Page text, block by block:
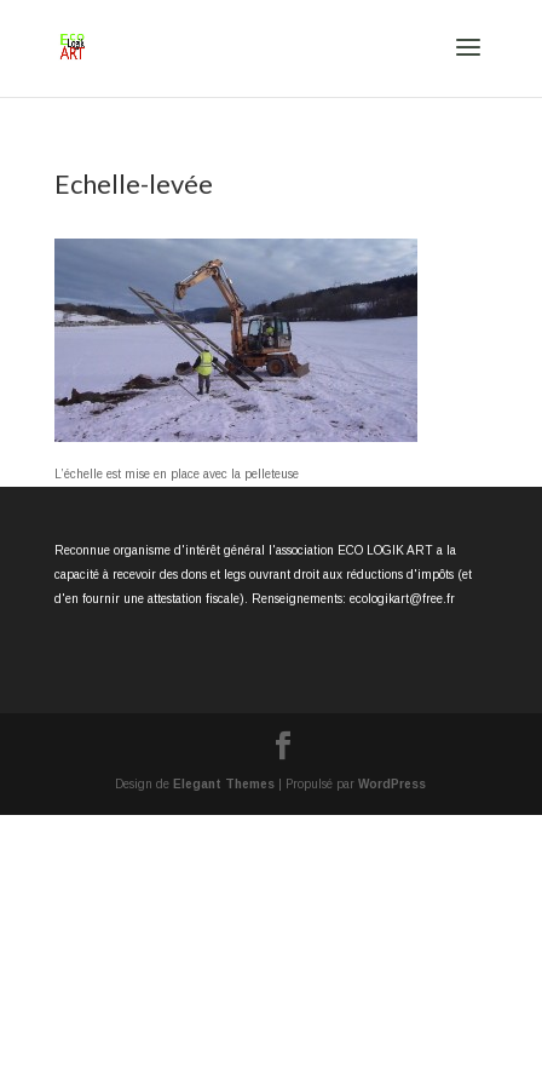
Echelle-levée
L’échelle est mise en place avec la pelleteuse
Reconnue organisme d'intérêt général l'association ECO LOGIK ART a la
capacité à recevoir des dons et legs ouvrant droit aux réductions d'impôts (et
d'en fournir une attestation fiscale). Renseignements: ecologikart@free.fr
Design de Elegant Themes | Propulsé parWordPress